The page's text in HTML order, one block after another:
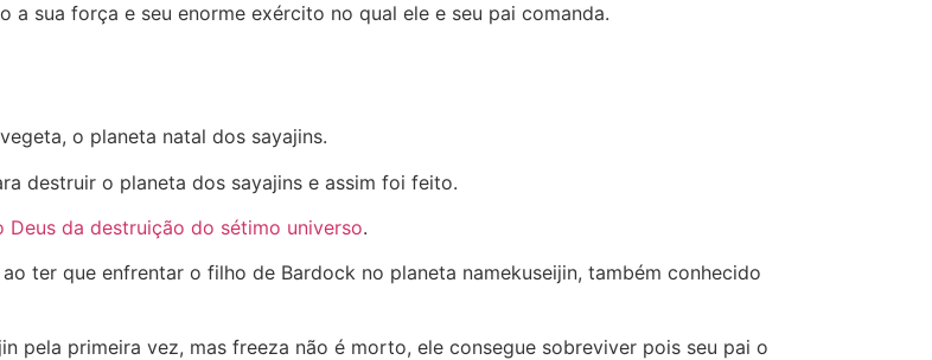
a sua força e seu enorme exército no qual ele e seu pai comanda.
o planeta natal dos sayajins.
destruir o planeta dos sayajins e assim foi feito.
Deus da destruição do sétimo universo.
ter que enfrentar o filho de Bardock no planeta namekuseijin, também conhecido
pela primeira vez, mas freeza não é morto, ele consegue sobreviver pois seu pai o